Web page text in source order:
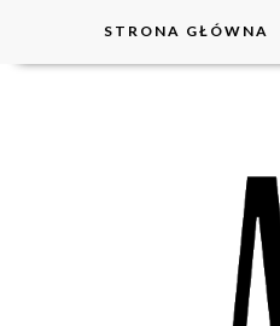
STRONA GŁÓWNA